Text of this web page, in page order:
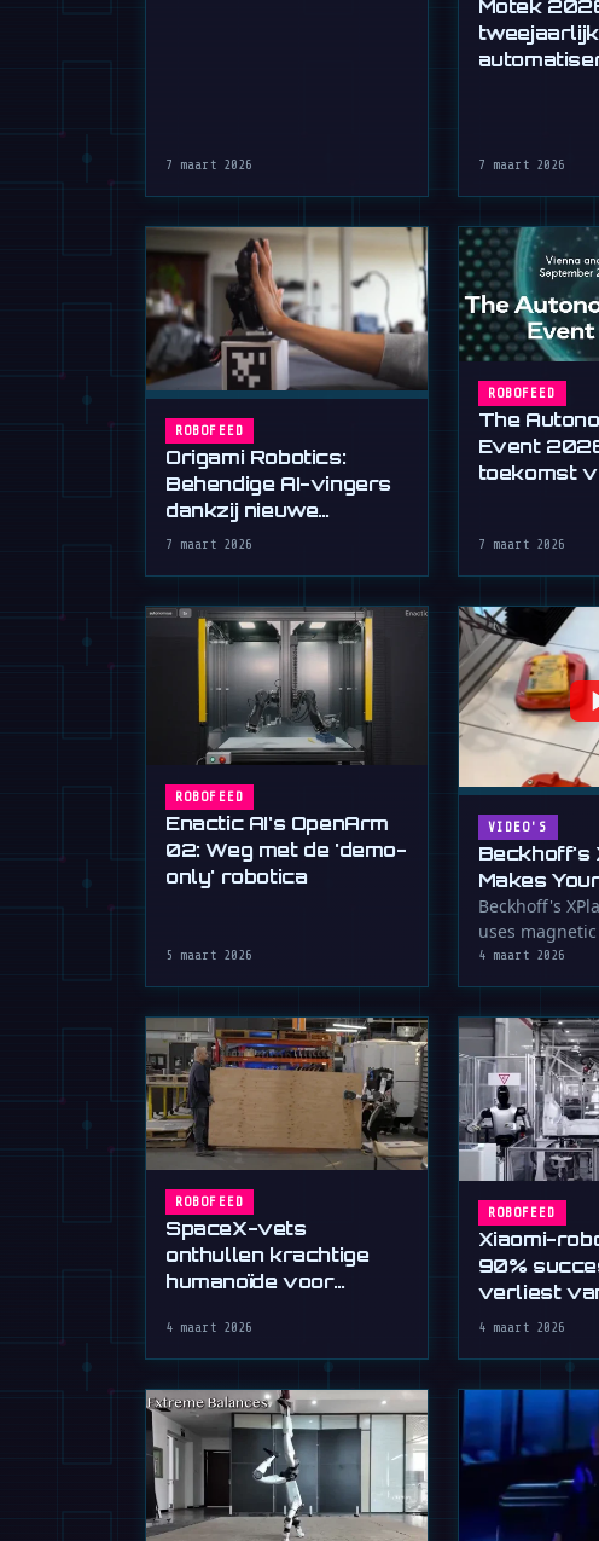
7 maart 2026
Motek
7 maart 2026
ROBOFEED
Origami Robotics:
Behendige AI-vingers
dankzij nieuwe
handschoen
7 maart 2026
ROBOFEED
The
Event
toekomst
7 maart 2026
ROBOFEED
Enactic AI's OpenArm
02: Weg met de 'demo-
only' robotica
5 maart 2026
VIDEO'S
Beckhoff's
Makes
Floor an
Table
Beckhoff's
uses
move parts
…
4 maart 2026
ROBOFEED
SpaceX-vets
onthullen krachtige
humanoïde voor
4 maart 2026
ROBOFEED
Xiaomi-
90%
verliest
4 maart 2026